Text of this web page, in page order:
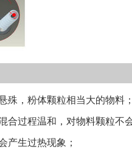
，粉体颗粒相当大的物料；
过程温和，对物料颗粒不会
生过热现象；